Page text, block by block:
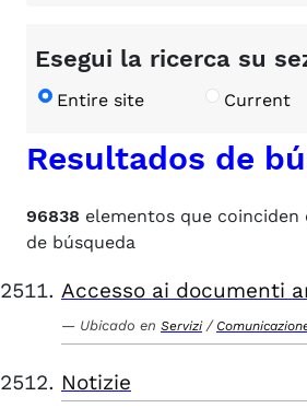
Esegui la ricerca su
Entire site Current
Resultados de
96838 elementos que
de búsqueda
Accesso ai documenti
Ubicado en Servizi /
Notizie